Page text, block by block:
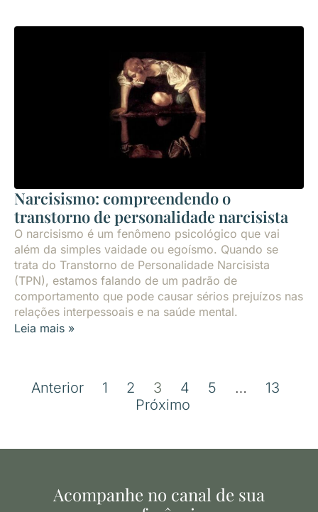
Narcisismo: compreendendo o
transtorno de personalidade narcisista
O narcisismo é um fenômeno psicológico que vai
além da simples vaidade ou egoísmo. Quando se
trata do Transtorno de Personalidade Narcisista
(TPN), estamos falando de um padrão de
comportamento que pode causar sérios prejuízos nas
relações interpessoais e na saúde mental.
Leia mais »
Anterior 1 2 3 4 5 …
13
Próximo
Acompanhe no canal de sua